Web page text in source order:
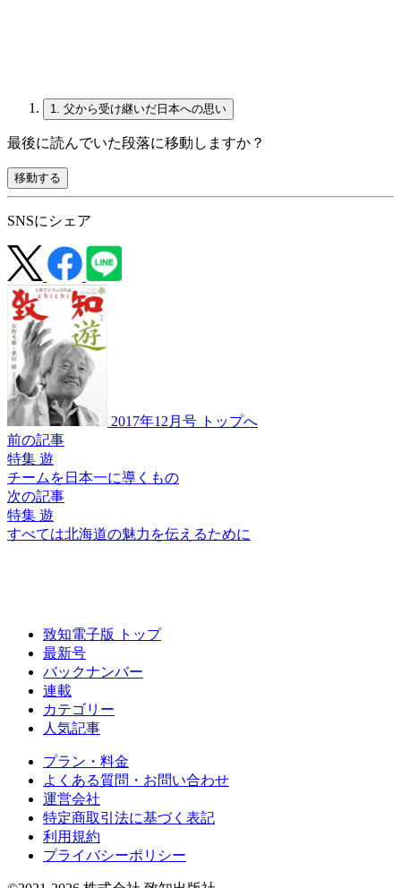
1. 父から受け継いだ日本への思い
最後に読んでいた段落に移動しますか？
移動する
SNSにシェア
2017年12月号 トップへ
前の記事
特集 遊
チームを 日本一に導くもの
次の記事
特集 遊
すべては北海道の魅力を伝えるために
致知電子版 トップ
最新号
バックナンバー
連載
カテゴリー
人気記事
プラン・料金
よくある質問・お問い合わせ
運営会社
特定商取引法に基づく表記
利用規約
プライバシーポリシー